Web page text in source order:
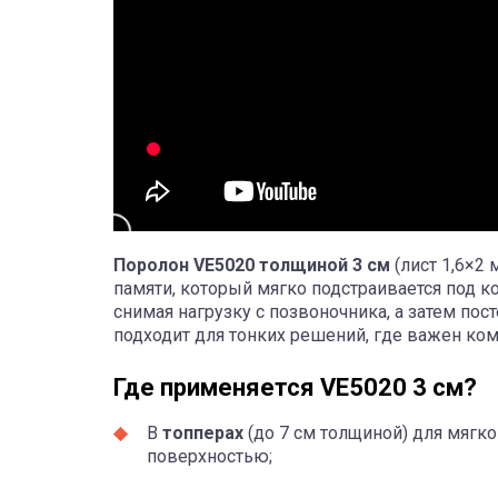
Поролон VE5020 толщиной 3 см (лист 1,6×2
памяти, который мягко подстраивается под
снимая нагрузку с позвоночника, а затем
подходит для тонких решений, где важен
Где применяется VE5020 3 см?
В топперах (до 7 см толщиной) для
поверхностью;